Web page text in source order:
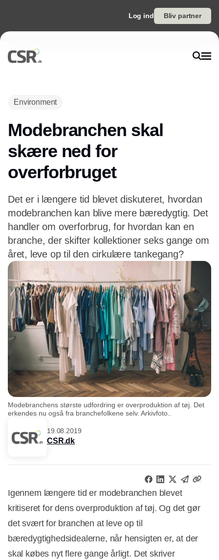
Log ind Bliv partner
Environment
Modebranchen skal
skære ned for
overforbruget
Det er i længere tid blevet diskuteret, hvordan
modebranchen kan blive mere bæredygtig. Det
handler om overforbrug, for hvordan kan en
branche, der skifter kollektioner seks gange om
året, leve op til den cirkulære tankegang?
Modebranchens største udfordring er overproduktion af tøj. Det
erkendes nu også fra branchefolkene selv. Arkivfoto..
19.08.2019
CSR.dk
Igennem længere tid er modebranchen blevet
kritiseret for dens overproduktion af tøj. Og det gør
det svært for branchen at leve op til
bæredygtighedsidealerne, når hensigten er, at der
skal købes nyt flere gange årligt. Det skriver